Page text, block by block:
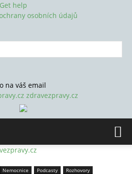
help
osobních údajů
na váš email
zdravezpravy.cz
Nemocnice Podcasty
Rozhovory